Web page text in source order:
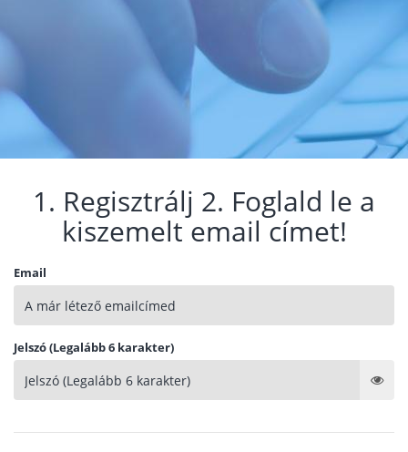
1. Regisztrálj 2. Foglald le a
kiszemelt email címet!
Email
Jelszó (Legalább 6 karakter)